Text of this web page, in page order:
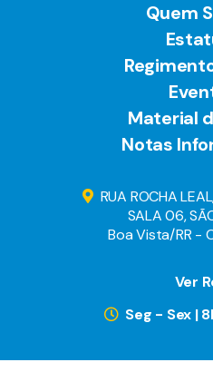
Quem
Material
Notas
RUA ROCHA
SALA 06,
Boa Vista/RR -
Ver
Seg - Sex |